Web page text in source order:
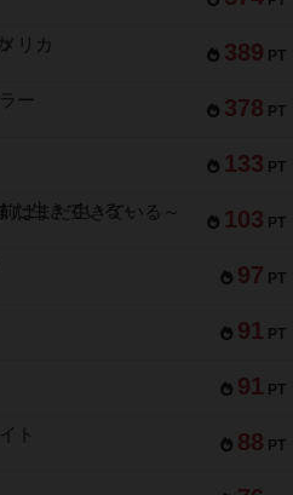
389 PT
リカ
378 PT
ー
133 PT
103 PT
はまだ生きている～
97 PT
91 PT
91 PT
88 PT
ト